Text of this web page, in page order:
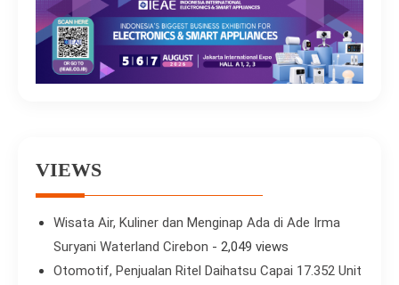
VIEWS
Wisata Air, Kuliner dan Menginap Ada di Ade Irma
Suryani Waterland Cirebon - 2,049 views
Otomotif, Penjualan Ritel Daihatsu Capai 17.352 Unit